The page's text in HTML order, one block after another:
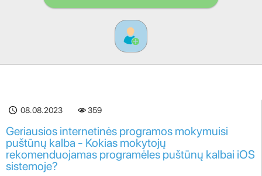
08.08.2023 359
Geriausios internetinės programos mokymuisi
puštūnų kalba - Kokias mokytojų
rekomenduojamas programėles puštūnų kalbai iOS
sistemoje?